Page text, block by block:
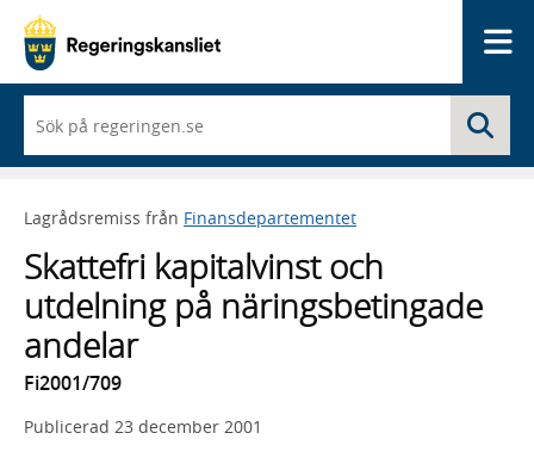
du
börjar
skriva
framträder
lista
med
sökförslag
Lagrådsremiss från Finansdepartementet
Skattefri kapitalvinst och
utdelning på näringsbetingade
andelar
Fi2001/709
Publicerad 23 december 2001